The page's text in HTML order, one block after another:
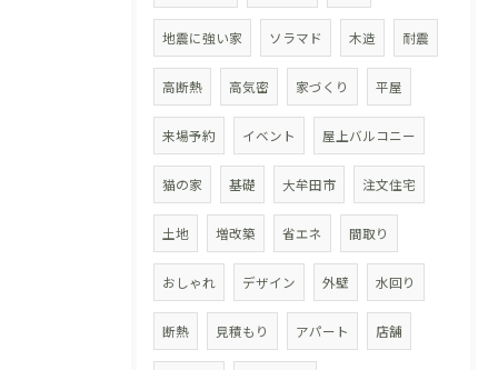
地震に強い家 ソラマド 木造 耐震
高断熱 高気密 家づくり 平屋
来場予約 イベント 屋上バルコニー
猫の家 基礎 大牟田市 注文住宅
土地 増改築 省エネ 間取り
おしゃれ デザイン 外壁 水回り
断熱 見積もり アパート 店舗